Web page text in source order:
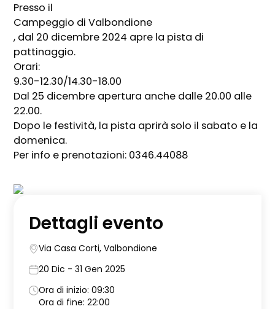
Presso il
Campeggio di Valbondione
, dal 20 dicembre 2024 apre la pista di
pattinaggio.
Orari:
9.30-12.30/14.30-18.00
Dal 25 dicembre apertura anche dalle 20.00 alle
22.00.
Dopo le festività, la pista aprirà solo il sabato e la
domenica.
Per info e prenotazioni: 0346.44088
Dettagli evento
Via Casa Corti, Valbondione
20 Dic - 31 Gen 2025
Ora di inizio: 09:30
Ora di fine: 22:00